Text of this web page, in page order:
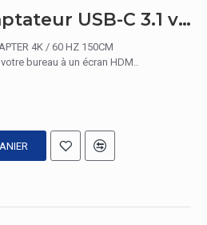
i-tec Câble adaptateur USB-C 3.1 vers HDMI
4K / 60 HZ 150CM
bureau à un écran HDM..